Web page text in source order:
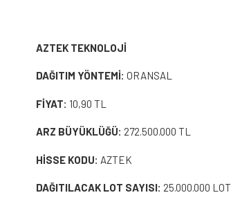
AZTEK TEKNOLOJİ
DAĞITIM YÖNTEMİ: ORANSAL
FİYAT: 10,90 TL
ARZ BÜYÜKLÜĞÜ: 272.500.000 TL
HİSSE KODU: AZTEK
DAĞITILACAK LOT SAYISI: 25.000.000 LOT